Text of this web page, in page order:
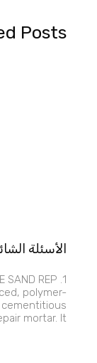
Posts
الأسئلة
SAND REP
polymer-
mortar. It